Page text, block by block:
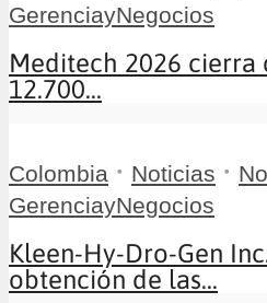
GerenciayNegocios
Meditech 2026 cierra
12.700...
Colombia • Noticias •
GerenciayNegocios
Kleen-Hy-Dro-Gen
obtención de las...